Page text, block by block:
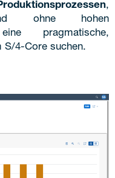
,
ohne hohen
pragmatische,
S/4-Core suchen.